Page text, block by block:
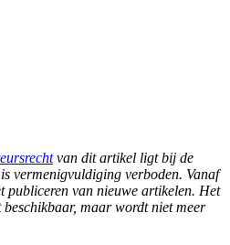
van dit artikel ligt bij de
vermenigvuldiging verboden. Vanaf
publiceren van nieuwe artikelen. Het
maar wordt niet meer